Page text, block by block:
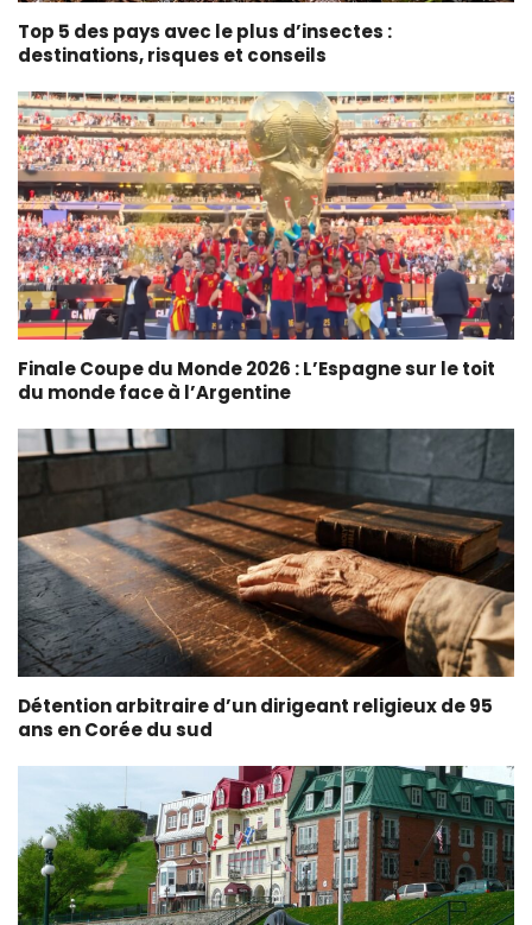
Top 5 des pays avec le plus d’insectes :
destinations, risques et conseils
Finale Coupe du Monde 2026 : L’Espagne sur le toit
du monde face à l’Argentine
Détention arbitraire d’un dirigeant religieux de 95
ans en Corée du sud